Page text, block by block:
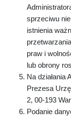
sprzeciwu
istnienia
praw i
lub obrony
Na działania
Prezesa
2, 00-193
Podanie